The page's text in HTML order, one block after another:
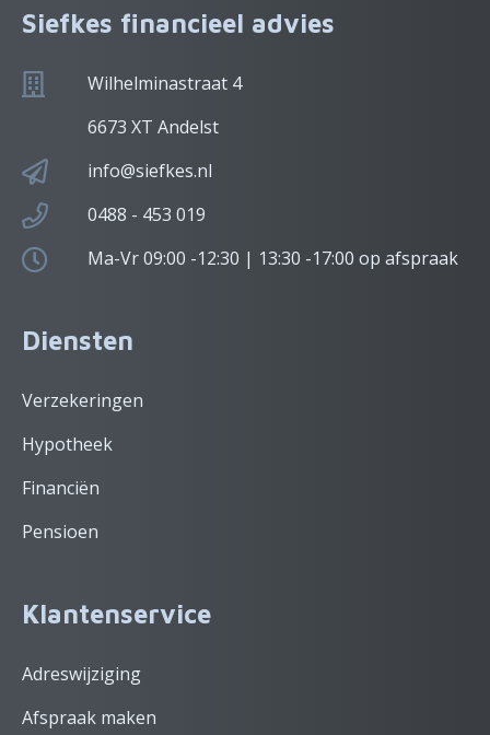
Siefkes financieel advies
Wilhelminastraat 4
6673 XT Andelst
info@siefkes.nl
0488 - 453 019
Ma-Vr 09:00 -12:30 | 13:30 -17:00 op afspraak
Diensten
Verzekeringen
Hypotheek
Financiën
Pensioen
Klantenservice
Adreswijziging
Afspraak maken